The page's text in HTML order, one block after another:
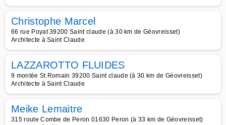
Christophe Marcel
66 rue Poyat 39200 Saint claude (à 30 km de Géovreisset)
Architecte à Saint Claude
LAZZAROTTO FLUIDES
9 montée St Romain 39200 Saint claude (à 30 km de Géovreisset)
Architecte à Saint Claude
Meike Lemaitre
315 route Combe de Peron 01630 Peron (à 33 km de Géovreisset)